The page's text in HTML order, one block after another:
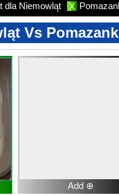
dla Niemowląt X
Vs
Add ⊕